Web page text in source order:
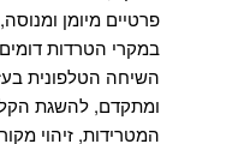
פרטיים מיומן
במקרי הטרדות
השיחה הטלפונית
ומתקדם, להשגת
המטרידות, זיהוי